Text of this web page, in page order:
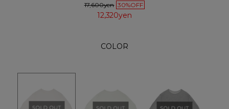
17,600yen 30%OFF
12,320yen
COLOR